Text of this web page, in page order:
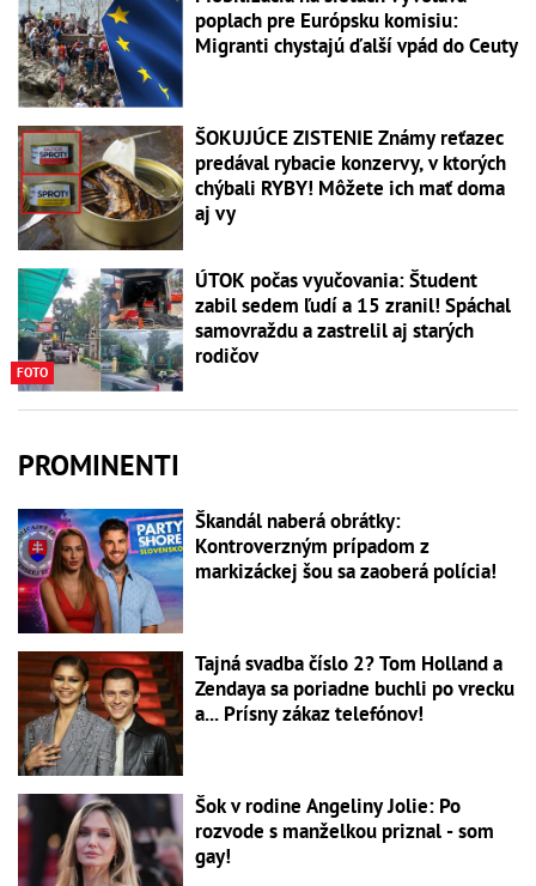
poplach pre Európsku komisiu:
Migranti chystajú ďalší vpád do Ceuty
ŠOKUJÚCE ZISTENIE Známy reťazec
predával rybacie konzervy, v ktorých
chýbali RYBY! Môžete ich mať doma
aj vy
FOTO
ÚTOK počas vyučovania: Študent
zabil sedem ľudí a 15 zranil! Spáchal
samovraždu a zastrelil aj starých
rodičov
PROMINENTI
Škandál naberá obrátky:
Kontroverzným prípadom z
markizáckej šou sa zaoberá polícia!
Tajná svadba číslo 2? Tom Holland a
Zendaya sa poriadne buchli po vrecku
a... Prísny zákaz telefónov!
Šok v rodine Angeliny Jolie: Po
rozvode s manželkou priznal - som
gay!